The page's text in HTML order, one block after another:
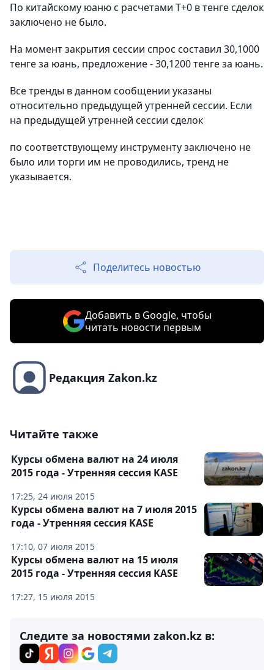
По китайскому юаню с расчетами T+0 в тенге сделок
заключено не было.
На момент закрытия сессии спрос составил 30,1000
тенге за юань, предложение - 30,1200 тенге за юань.
Все тренды в данном сообщении указаны
относительно предыдущей утренней сессии. Если
на предыдущей утренней сессии сделок
по соответствующему инструменту заключено не
было или торги им не проводились, тренд не
указывается.
Поделитесь новостью
Добавить в Google, чтобы
читать новости первым
Редакция Zakon.kz
Читайте также
17:25, 24 июля 2015
Курсы обмена валют на 24 июля
2015 года - Утренняя сессия KASE
17:10, 07 июля 2015
Курсы обмена валют на 7 июля 2015
года - Утренняя сессия KASE
17:27, 15 июля 2015
Курсы обмена валют на 15 июля
2015 года - Утренняя сессия KASE
Следите за новостями zakon.kz в: